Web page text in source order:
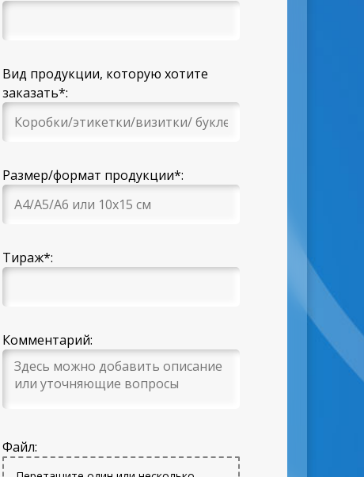
Вид продукции, которую хотите
заказать*:
Размер/формат продукции*:
Тираж*:
Комментарий:
Файл: